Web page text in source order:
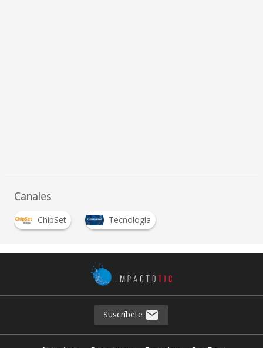
Canales
ChipSet Tecnología
Suscríbete